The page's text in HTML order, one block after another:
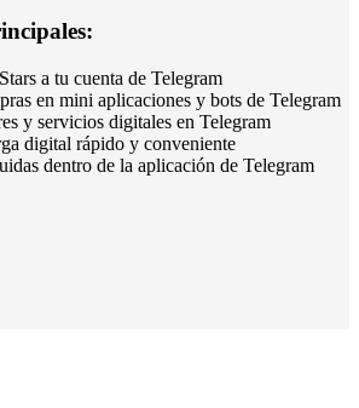
a tu cuenta de Telegram
en mini aplicaciones y bots de Telegram
y servicios digitales en Telegram
digital rápido y conveniente
dentro de la aplicación de Telegram